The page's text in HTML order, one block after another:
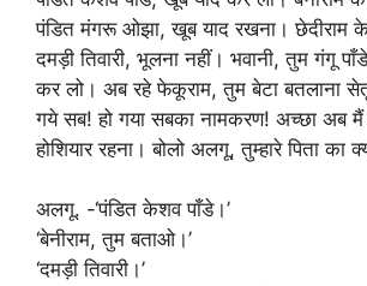
पंडित मंगरू ओझा, खूब याद रखना। छेदीराम के
दमड़ी तिवारी, भूलना नहीं। भवानी, तुम गंगू
कर लो। अब रहे फेकूराम, तुम बेटा बतलाना
गये सब! हो गया सबका नामकरण! अच्छा अब मैं
होशियार रहना। बोलो अलगू, तुम्हारे पिता का
अलगू. -‘पंडित केशव पाँडे।’
‘बेनीराम, तुम बताओ।’
‘दमड़ी तिवारी।’